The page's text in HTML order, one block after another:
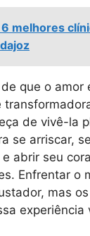
melhores
que o amor
de vivê-la
se arriscar,
abrir seu
Enfrentar o
mas
experiência